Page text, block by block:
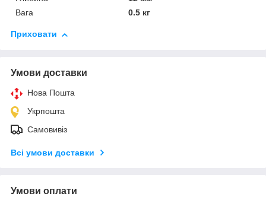
Вага
0.5 кг
Приховати
Умови доставки
Нова Пошта
Укрпошта
Самовивіз
Всі умови доставки
Умови оплати